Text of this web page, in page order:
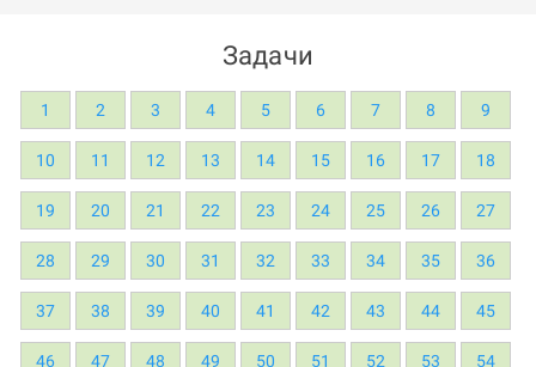
Задачи
1 2 3 4 5 6 7 8 9
10 11 12 13 14 15 16 17 18
19 20 21 22 23 24 25 26 27
28 29 30 31 32 33 34 35 36
37 38 39 40 41 42 43 44 45
46 47 48 49 50 51 52 53 54